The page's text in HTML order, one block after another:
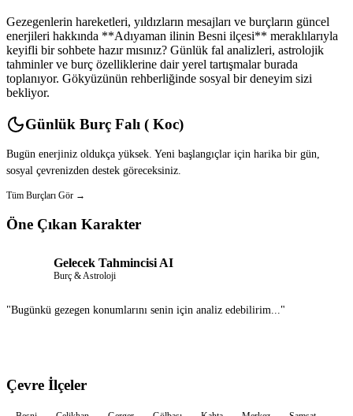
Gezegenlerin hareketleri, yıldızların mesajları ve burçların güncel
enerjileri hakkında **Adıyaman ilinin Besni ilçesi** meraklılarıyla
keyifli bir sohbete hazır mısınız? Günlük fal analizleri, astrolojik
tahminler ve burç özelliklerine dair yerel tartışmalar burada
toplanıyor. Gökyüzünün rehberliğinde sosyal bir deneyim sizi
bekliyor.
Günlük Burç Falı ( Koc)
Bugün enerjiniz oldukça yüksek. Yeni başlangıçlar için harika bir gün,
sosyal çevrenizden destek göreceksiniz.
Tüm Burçları Gör →
Öne Çıkan Karakter
Gelecek Tahmincisi AI
Burç & Astroloji
"Bugünkü gezegen konumlarını senin için analiz edebilirim..."
Çevre İlçeler